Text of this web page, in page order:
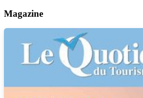
Magazine